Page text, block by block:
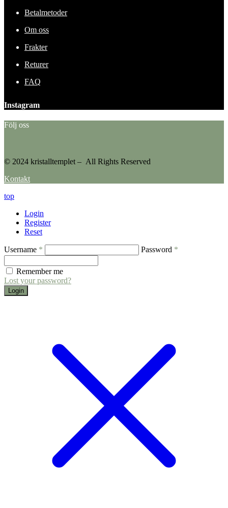
Betalmetoder
Om oss
Frakter
Returer
FAQ
Instagram
Följ oss
© 2024 kristalltemplet – All Rights Reserved
Kontakt
top
Login
Register
Reset
Username * Password *
Remember me
Lost your password?
Login